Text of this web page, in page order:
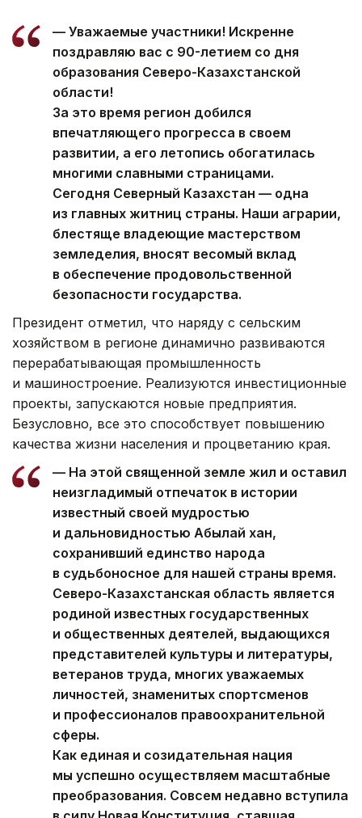
— Уважаемые участники! Искренне
поздравляю вас с 90-летием со дня
образования Северо-Казахстанской
области!
За это время регион добился
впечатляющего прогресса в своем
развитии, а его летопись обогатилась
многими славными страницами.
Сегодня Северный Казахстан — одна
из главных житниц страны. Наши аграрии,
блестяще владеющие мастерством
земледелия, вносят весомый вклад
в обеспечение продовольственной
безопасности государства.
Президент отметил, что наряду с сельским
хозяйством в регионе динамично развиваются
перерабатывающая промышленность
и машиностроение. Реализуются инвестиционные
проекты, запускаются новые предприятия.
Безусловно, все это способствует повышению
качества жизни населения и процветанию края.
— На этой священной земле жил и оставил
неизгладимый отпечаток в истории
известный своей мудростью
и дальновидностью Абылай хан,
сохранивший единство народа
в судьбоносное для нашей страны время.
Северо-Казахстанская область является
родиной известных государственных
и общественных деятелей, выдающихся
представителей культуры и литературы,
ветеранов труда, многих уважаемых
личностей, знаменитых спортсменов
и профессионалов правоохранительной
сферы.
Как единая и созидательная нация
мы успешно осуществляем масштабные
преобразования. Совсем недавно вступила